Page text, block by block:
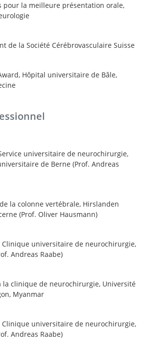
pour la meilleure présentation orale,
de la Société Cérébrovasculaire Suisse
Hôpital universitaire de Bâle,
universitaire de neurochirurgie,
de Berne (Prof. Andreas
la colonne vertébrale, Hirslanden
(Prof. Oliver Hausmann)
Clinique universitaire de neurochirurgie,
Andreas Raabe)
la clinique de neurochirurgie, Université
Myanmar
Clinique universitaire de neurochirurgie,
Andreas Raabe)